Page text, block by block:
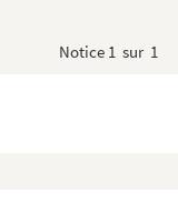
Notice 1 sur 1